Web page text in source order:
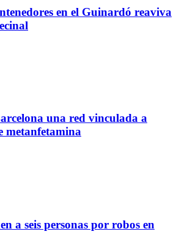
en el Guinardó reaviva
una red vinculada a
metanfetamina
a seis personas por robos en